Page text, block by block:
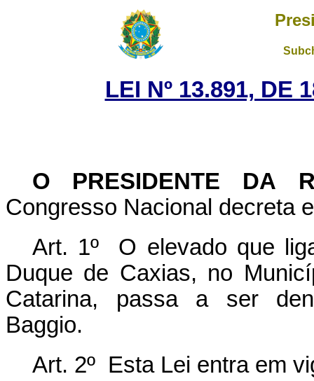
LEI Nº 13.891, DE
O PRESIDENTE DA
Congresso Nacional decreta
Art. 1º O elevado que
Duque de Caxias, no
Catarina, passa a ser
Baggio.
Art. 2º Esta Lei entra em